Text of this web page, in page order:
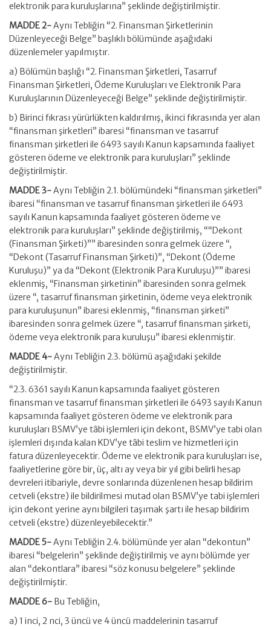
elektronik para kuruluşlarına” şeklinde değiştirilmiştir.
MADDE 2-Aynı Tebliğin “2. Finansman Şirketlerinin
Düzenleyeceği Belge” başlıklı bölümünde aşağıdaki
düzenlemeler yapılmıştır.
a) Bölümün başlığı “2. Finansman Şirketleri, Tasarruf
Finansman Şirketleri, Ödeme Kuruluşları ve Elektronik Para
Kuruluşlarının Düzenleyeceği Belge” şeklinde değiştirilmiştir.
b) Birinci fıkrası yürürlükten kaldırılmış, ikinci fıkrasında yer alan
“finansman şirketleri” ibaresi “finansman ve tasarruf
finansman şirketleri ile 6493 sayılı Kanun kapsamında faaliyet
gösteren ödeme ve elektronik para kuruluşları” şeklinde
değiştirilmiştir.
MADDE 3-Aynı Tebliğin 2.1. bölümündeki “finansman şirketleri”
ibaresi “finansman ve tasarruf finansman şirketleri ile 6493
sayılı Kanun kapsamında faaliyet gösteren ödeme ve
elektronik para kuruluşları” şeklinde değiştirilmiş, ““Dekont
(Finansman Şirketi)”” ibaresinden sonra gelmek üzere “,
“Dekont (Tasarruf Finansman Şirketi)”, “Dekont (Ödeme
Kuruluşu)” ya da “Dekont (Elektronik Para Kuruluşu)”” ibaresi
eklenmiş, “Finansman şirketinin” ibaresinden sonra gelmek
üzere “, tasarruf finansman şirketinin, ödeme veya elektronik
para kuruluşunun” ibaresi eklenmiş, “finansman şirketi”
ibaresinden sonra gelmek üzere “, tasarruf finansman şirketi,
ödeme veya elektronik para kuruluşu” ibaresi eklenmiştir.
MADDE 4-Aynı Tebliğin 2.3. bölümü aşağıdaki şekilde
değiştirilmiştir.
“2.3. 6361 sayılı Kanun kapsamında faaliyet gösteren
finansman ve tasarruf finansman şirketleri ile 6493 sayılı Kanun
kapsamında faaliyet gösteren ödeme ve elektronik para
kuruluşları BSMV’ye tâbi işlemleri için dekont, BSMV’ye tabi olan
işlemleri dışında kalan KDV’ye tâbi teslim ve hizmetleri için
fatura düzenleyecektir. Ödeme ve elektronik para kuruluşları ise,
faaliyetlerine göre bir, üç, altı ay veya bir yıl gibi belirli hesap
devreleri itibariyle, devre sonlarında düzenlenen hesap bildirim
cetveli (ekstre) ile bildirilmesi mutad olan BSMV’ye tabi işlemleri
için dekont yerine aynı bilgileri taşımak şartı ile hesap bildirim
cetveli (ekstre) düzenleyebilecektir.”
MADDE 5-Aynı Tebliğin 2.4. bölümünde yer alan “dekontun”
ibaresi “belgelerin” şeklinde değiştirilmiş ve aynı bölümde yer
alan “dekontlara” ibaresi “söz konusu belgelere” şeklinde
değiştirilmiştir.
MADDE 6- Bu Tebliğin,
a) 1 inci, 2 nci, 3 üncü ve 4 üncü maddelerinin tasarruf